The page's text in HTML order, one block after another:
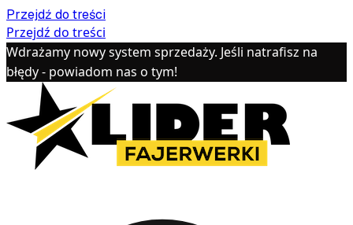
Przejdź do treści
Przejdź do treści
Wdrażamy nowy system sprzedaży. Jeśli natrafisz na
błędy - powiadom nas o tym!